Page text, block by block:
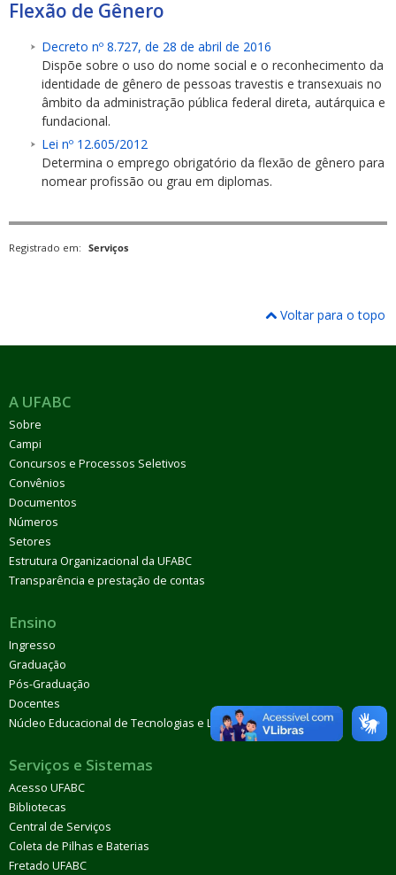
Flexão de Gênero
Decreto nº 8.727, de 28 de abril de 2016
Dispõe sobre o uso do nome social e o reconhecimento da
identidade de gênero de pessoas travestis e transexuais no
âmbito da administração pública federal direta, autárquica e
fundacional.
Lei nº 12.605/2012
Determina o emprego obrigatório da flexão de gênero para
nomear profissão ou grau em diplomas.
Registrado em: Serviços
Voltar para o topo
A UFABC
Sobre
Campi
Concursos e Processos Seletivos
Convênios
Documentos
Números
Setores
Estrutura Organizacional da UFABC
Transparência e prestação de contas
Ensino
Ingresso
Graduação
Pós-Graduação
Docentes
Núcleo Educacional de Tecnologias e Línguas (Netel)
Serviços e Sistemas
Acesso UFABC
Bibliotecas
Central de Serviços
Coleta de Pilhas e Baterias
Fretado UFABC